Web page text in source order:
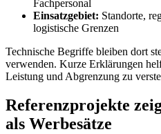
Fachpersonal
Einsatzgebiet: Standorte,
logistische Grenzen
Technische Begriffe bleiben dort
verwenden. Kurze Erklärungen
Leistung und Abgrenzung zu
Referenzprojekte
als Werbesätze